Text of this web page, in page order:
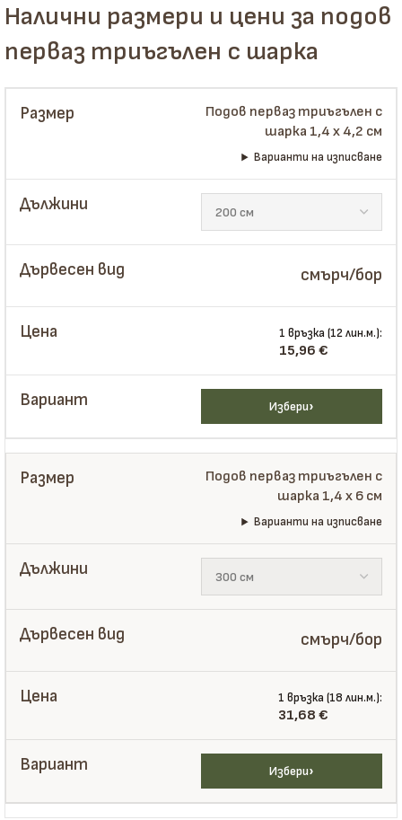
Налични размери и цени за подов
перваз триъгълен с шарка
Подов перваз триъгълен с
шарка 1,4 x 4,2 см
Варианти на изписване
смърч/бор
1 връзка (12 лин.м.):
15,96 €
Избери
Подов перваз триъгълен с
шарка 1,4 x 6 см
Варианти на изписване
смърч/бор
1 връзка (18 лин.м.):
31,68 €
Избери